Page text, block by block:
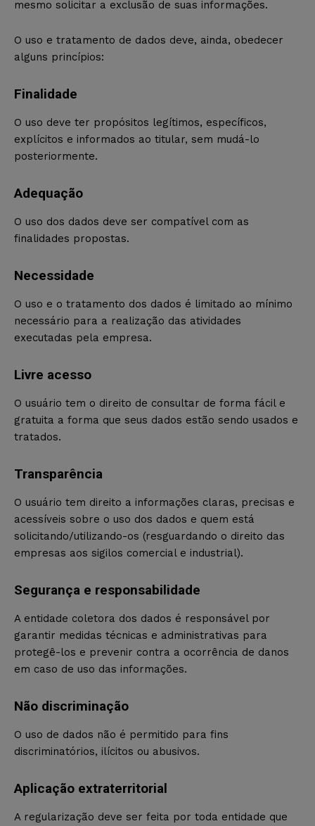
mesmo solicitar a exclusão de suas informações.
O uso e tratamento de dados deve, ainda, obedecer
alguns princípios:
Finalidade
O uso deve ter propósitos legítimos, específicos,
explícitos e informados ao titular, sem mudá-lo
posteriormente.
Adequação
O uso dos dados deve ser compatível com as
finalidades propostas.
Necessidade
O uso e o tratamento dos dados é limitado ao mínimo
necessário para a realização das atividades
executadas pela empresa.
Livre acesso
O usuário tem o direito de consultar de forma fácil e
gratuita a forma que seus dados estão sendo usados e
tratados.
Transparência
O usuário tem direito a informações claras, precisas e
acessíveis sobre o uso dos dados e quem está
solicitando/utilizando-os (resguardando o direito das
empresas aos sigilos comercial e industrial).
Segurança e responsabilidade
A entidade coletora dos dados é responsável por
garantir medidas técnicas e administrativas para
protegê-los e prevenir contra a ocorrência de danos
em caso de uso das informações.
Não discriminação
O uso de dados não é permitido para fins
discriminatórios, ilícitos ou abusivos.
Aplicação extraterritorial
A regularização deve ser feita por toda entidade que